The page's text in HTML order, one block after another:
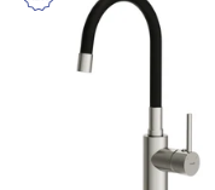
GEOMETRY
GRANTA